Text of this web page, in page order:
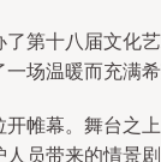
第十八届文化
场温暖而充满
帷幕。舞台之
员带来的情景